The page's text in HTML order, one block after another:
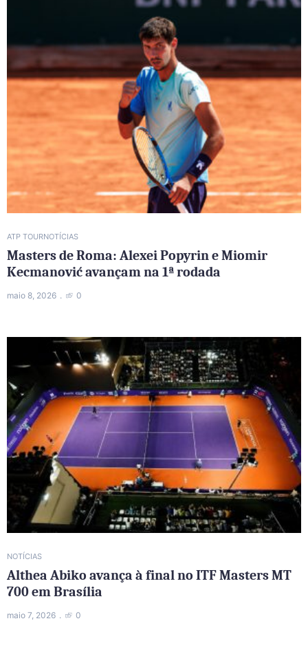
ATP TOURNOTÍCIAS
Masters de Roma: Alexei Popyrin e Miomir
Kecmanović avançam na 1ª rodada
maio 8, 2026 0
NOTÍCIAS
Althea Abiko avança à final no ITF Masters MT
700 em Brasília
maio 7, 2026 0